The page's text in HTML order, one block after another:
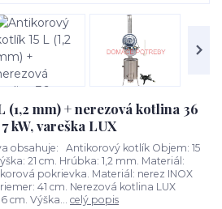
mm) + nerezová kotlina 36
kW, vareška LUX
obsahuje: Antikorový kotlík Objem: 15
21 cm. Hrúbka: 1,2 mm. Materiál:
pokrievka. Materiál: nerez INOX
41 cm. Nerezová kotlina LUX
cm. Výška... celý popis